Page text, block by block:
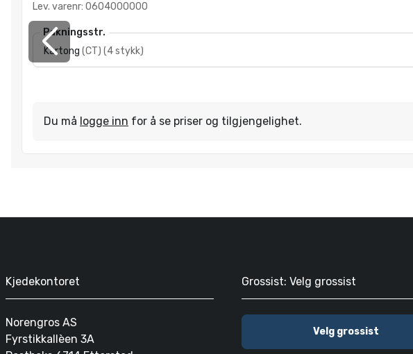
Lev. varenr: 0604000000
Pakningsstr.
Kartong (CT) (4 stykk)
Du må logge inn for å se priser og tilgjengelighet.
Kjedekontoret
Norengros AS
Fyrstikkallèen 3A
Grossist: Velg grossist
Velg grossist